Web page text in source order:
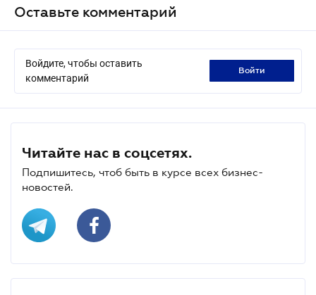
Оставьте комментарий
Войдите, чтобы оставить
комментарий
войти
Читайте нас в соцсетях.
Подпишитесь, чтоб быть в курсе всех бизнес-
новостей.